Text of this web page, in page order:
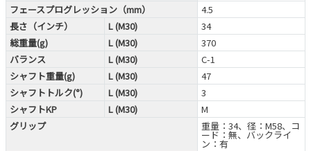
フェースプログレッション（mm）
4.5
長さ（インチ）
L (M30)
34
総重量(g)
L (M30)
370
バランス
L (M30)
C-1
シャフト重量(g)
L (M30)
47
シャフトトルク(°)
L (M30)
3
シャフトKP
L (M30)
M
グリップ
重量：34、径：M58、コ
ード：無、バックライ
ン：有